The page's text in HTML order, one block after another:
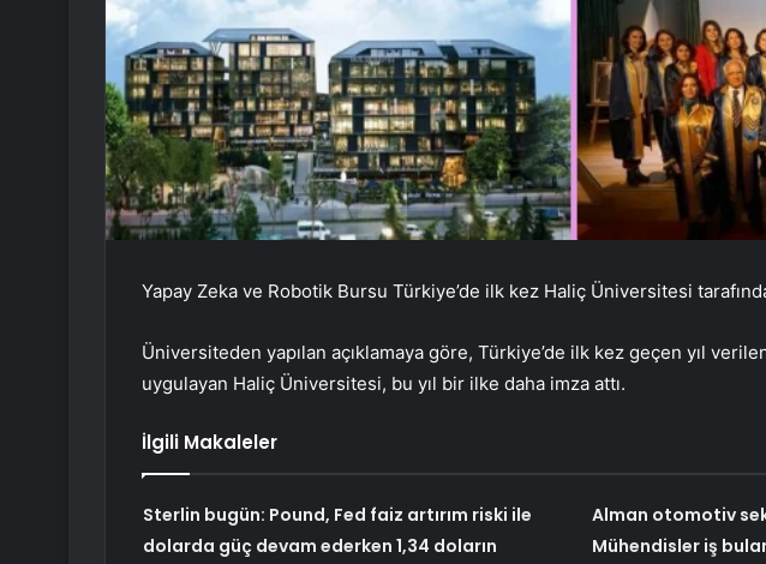
Yapay Zeka ve Robotik Bursu Türkiye’de ilk kez Haliç Üniversitesi
Üniversiteden yapılan açıklamaya göre, Türkiye’de ilk kez geçen yıl
uygulayan Haliç Üniversitesi, bu yıl bir ilke daha imza attı.
İlgili Makaleler
Sterlin bugün: Pound, Fed faiz artırım riski ile
dolarda güç devam ederken 1,34 doların
Alman otomotiv
Mühendisler iş